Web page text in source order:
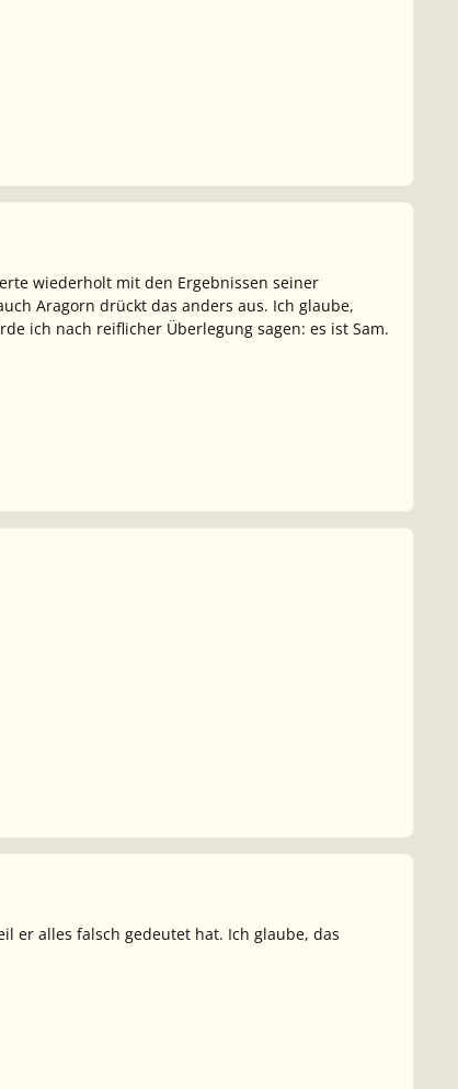
wiederholt mit den Ergebnissen seiner
Aragorn drückt das anders aus. Ich glaube,
ich nach reiflicher Überlegung sagen: es ist Sam.
er alles falsch gedeutet hat. Ich glaube, das